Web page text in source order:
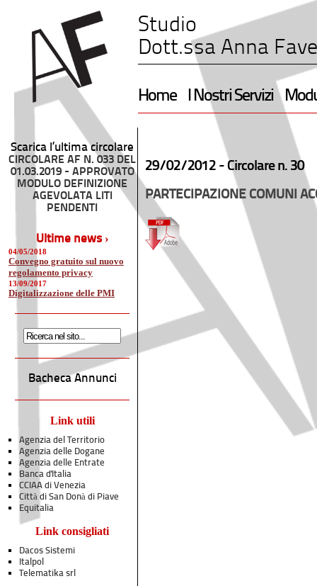
Studio
Dott.ssa Anna
Home I Nostri Servizi
Scarica l’ultima circolare
CIRCOLARE AF N. 033 DEL
01.03.2019 - APPROVATO
MODULO DEFINIZIONE
AGEVOLATA LITI
PENDENTI
Ultime news ›
04/05/2018
Convegno gratuito sul nuovo
regolamento privacy
13/09/2017
Digitalizzazione delle PMI
Bacheca Annunci
Link utili
Agenzia del Territorio
Agenzia delle Dogane
Agenzia delle Entrate
Banca d'Italia
CCIAA di Venezia
Città di San Donà di Piave
Equitalia
Link consigliati
Dacos Sistemi
Italpol
Telematika srl
29/02/2012 - Circolare n. 30
PARTECIPAZIONE COMUNI